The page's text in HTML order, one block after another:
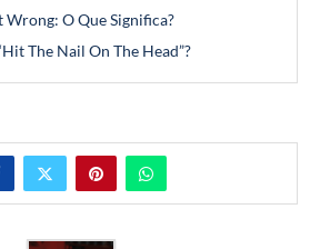
Wrong: O Que Significa?
The Nail On The Head”?